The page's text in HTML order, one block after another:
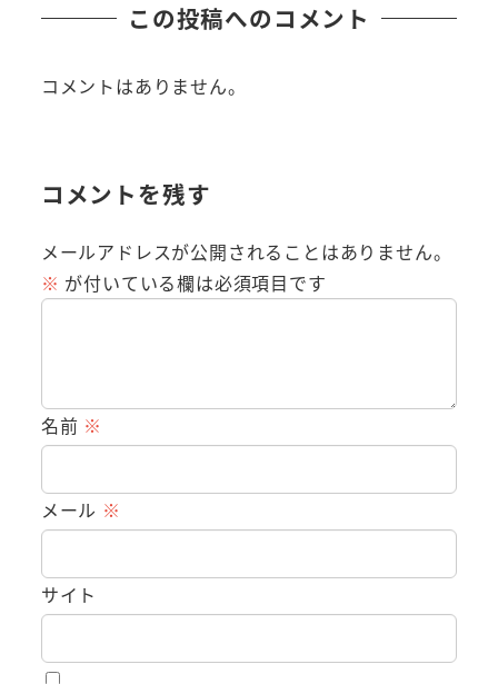
この投稿へのコメント
コメントはありません。
コメントを残す
メールアドレスが公開されることはありません。
※ が付いている欄は必須項目です
名前 ※
メール ※
サイト